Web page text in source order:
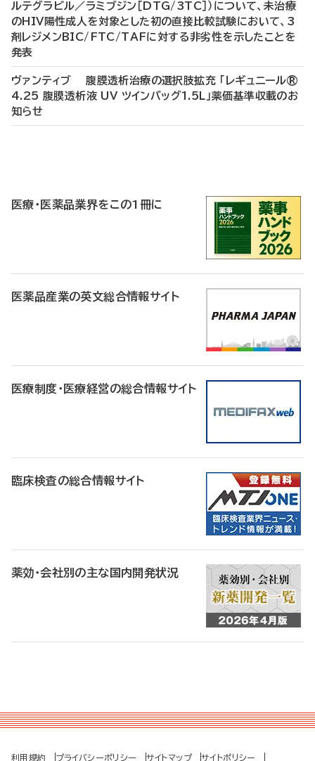
ルテグラビル／ラミブジン［DTG/3TC］）について、未治療
のHIV陽性成人を対象とした初の直接比較試験において、3
剤レジメンBIC/FTC/TAFに対する非劣性を示したことを
発表
ヴァンティブ 腹膜透析治療の選択肢拡充 「レギュニール®
4.25 腹膜透析液 UV ツインバッグ1.5L」薬価基準収載のお
知らせ
医療・医薬品業界をこの1冊に
医薬品産業の英文総合情報サイト
医療制度・医療経営の総合情報サイト
臨床検査の総合情報サイト
薬効・会社別の主な国内開発状況
利用規約 プライバシーポリシー サイトマップ サイトポリシー